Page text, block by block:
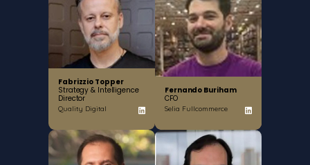
Fabrizzio Topper
Strategy & Intelligence
Director
Quality Digital
Fernando Buriham
CFO
Selia Fullcommerce